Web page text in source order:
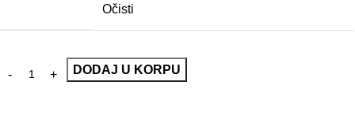
Očisti
DODAJ U KORPU